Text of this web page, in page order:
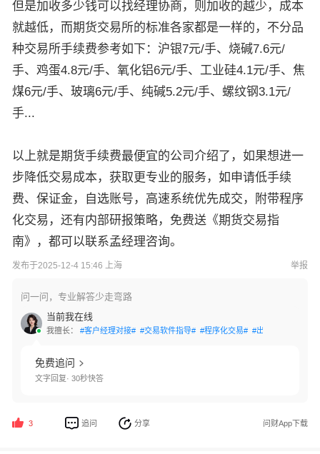
但是加收多少钱可以找经理协商，则加收的越少，成本
就越低，而期货交易所的标准各家都是一样的，不分品
种交易所手续费参考如下：沪银7元/手、烧碱7.6元/
手、鸡蛋4.8元/手、氧化铝6元/手、工业硅4.1元/手、焦
煤6元/手、玻璃6元/手、纯碱5.2元/手、螺纹钢3.1元/
手...
以上就是期货手续费最便宜的公司介绍了，如果想进一
步降低交易成本，获取更专业的服务，如申请低手续
费、保证金，自选账号，高速系统优先成交，附带程序
化交易，还有内部研报策略，免费送《期货交易指
南》，都可以联系孟经理咨询。
发布于2025-12-4 15:46 上海 举报
问一问，专业解答少走弯路
当前我在线
我擅长： #客户经理对接# #交易软件指导# #程序化交易# #出入金指导#
免费追问
文字回复· 30秒快答
3 追问 分享 问财App下载